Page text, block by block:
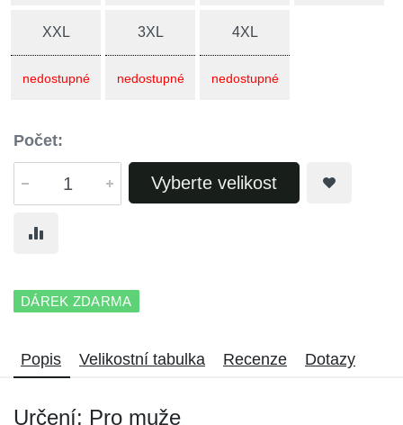
XXL
nedostupné
3XL
nedostupné
4XL
nedostupné
Počet:
Vyberte velikost
DÁREK ZDARMA
Popis Velikostní tabulka Recenze Dotazy
Určení: Pro muže